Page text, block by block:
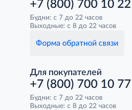
+7 (800) 700 10 22
Будни: с 7 до 22 часов
Выходные: с 8 до 22 часов
Форма обратной связи
Для покупателей
+7 (800) 700 10 77
Будни: с 7 до 22 часов
Выходные: с 8 до 22 часов